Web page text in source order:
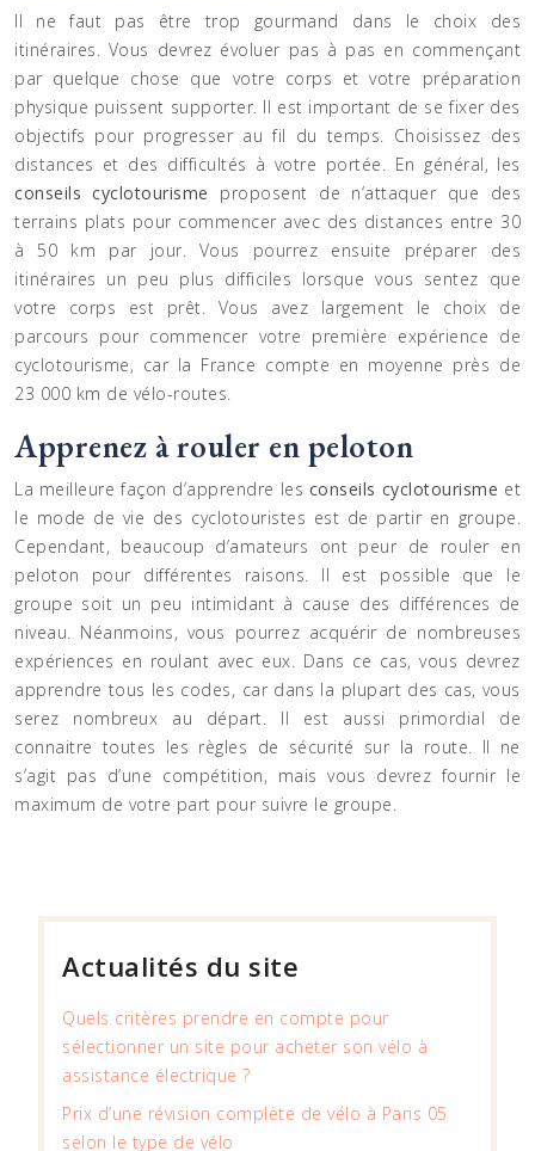
Il ne faut pas être trop gourmand dans le choix des
itinéraires. Vous devrez évoluer pas à pas en commençant
par quelque chose que votre corps et votre préparation
physique puissent supporter. Il est important de se fixer des
objectifs pour progresser au fil du temps. Choisissez des
distances et des difficultés à votre portée. En général, les
conseils cyclotourisme proposent de n’attaquer que des
terrains plats pour commencer avec des distances entre 30
à 50 km par jour. Vous pourrez ensuite préparer des
itinéraires un peu plus difficiles lorsque vous sentez que
votre corps est prêt. Vous avez largement le choix de
parcours pour commencer votre première expérience de
cyclotourisme, car la France compte en moyenne près de
23 000 km de vélo-routes.
Apprenez à rouler en peloton
La meilleure façon d’apprendre les conseils cyclotourisme et
le mode de vie des cyclotouristes est de partir en groupe.
Cependant, beaucoup d’amateurs ont peur de rouler en
peloton pour différentes raisons. Il est possible que le
groupe soit un peu intimidant à cause des différences de
niveau. Néanmoins, vous pourrez acquérir de nombreuses
expériences en roulant avec eux. Dans ce cas, vous devrez
apprendre tous les codes, car dans la plupart des cas, vous
serez nombreux au départ. Il est aussi primordial de
connaitre toutes les règles de sécurité sur la route. Il ne
s’agit pas d’une compétition, mais vous devrez fournir le
maximum de votre part pour suivre le groupe.
Actualités du site
Quels critères prendre en compte pour
sélectionner un site pour acheter son vélo à
assistance électrique ?
Prix d’une révision complète de vélo à Paris 05
selon le type de vélo